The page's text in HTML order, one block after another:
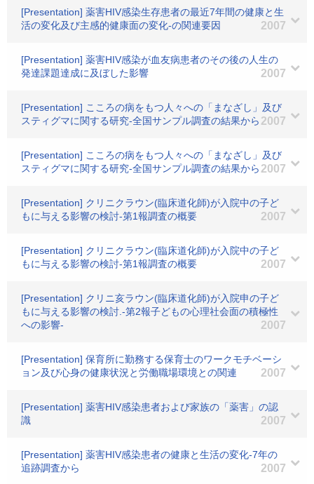
[Presentation] 薬害HIV感染生存患者の最近7年間の健康と生
活の変化及び主感的健康面の変化-の関連要因
2007
[Presentation] 薬害HIV感染が血友病患者のその後の人生の
発達課題達成に及ぼした影響
2007
[Presentation] こころの病をもつ人々への「まなざし」及び
スティグマに関する研究-全国サンプル調査の結果から 2007
[Presentation] こころの病をもつ人々への「まなざし」及び
スティグマに関する研究-全国サンプル調査の結果から 2007
[Presentation] クリニクラウン(臨床道化師)が入院中の子ど
もに与える影響の検討-第1報調査の概要
2007
[Presentation] クリニクラウン(臨床道化師)が入院中の子ど
もに与える影響の検討-第1報調査の概要
2007
[Presentation] クリニ亥ラウン(臨床道化師)が入院申の子ど
もに与える影響の検討.-第2報子どもの心理社会面の積極性
への影響-
2007
[Presentation] 保育所に勤務する保育士のワークモチベーシ
ョン及び心身の健康状況と労働職場環境との関連
2007
[Presentation] 薬害HIV感染患者および家族の「薬害」の認
識
2007
[Presentation] 薬害HIV感染患者の健康と生活の変化-7年の
追跡調査から
2007